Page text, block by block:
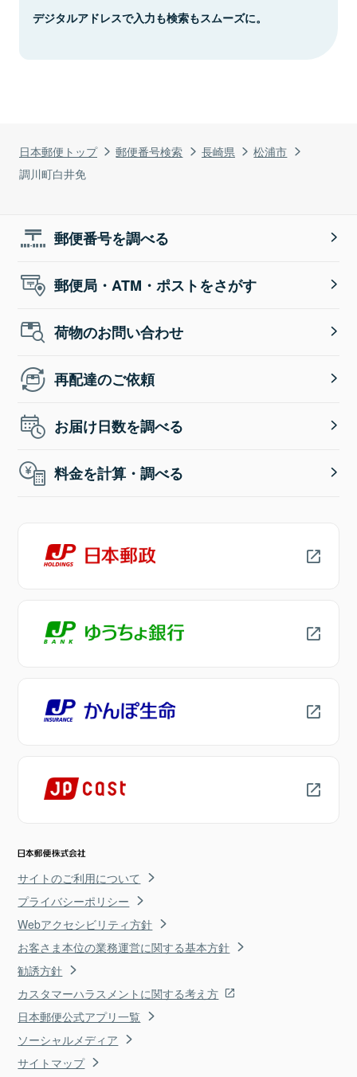
日本郵便トップ 郵便番号検索 長崎県
松浦市
調川町白井免
デジタルアドレスで入力も検索もスムーズに。
郵便番号を調べる
郵便局・ATM・ポストをさがす
荷物のお問い合わせ
再配達のご依頼
お届け日数を調べる
料金を計算・調べる
サイトのご利用について
プライバシーポリシー
Webアクセシビリティ方針
お客さま本位の業務運営に関する基本方針
勧誘方針
カスタマーハラスメントに関する考え方
日本郵便公式アプリ一覧
ソーシャルメディア
サイトマップ